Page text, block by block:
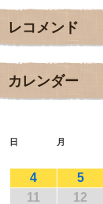
2018年1月(2)
2017年12月
2017年11月(3)
2017年9月
2017年8月
2017年5月
2017年3月(1)
2017年2月(1)
レコメンド
カレンダー
日 月
4
5
11
12